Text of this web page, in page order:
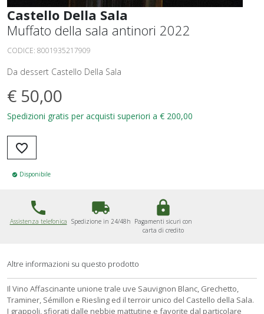
Castello Della Sala
Muffato della sala antinori 2022
CODICE: 8001935217909
Da dessert Castello Della Sala
€ 50,00
Spedizioni gratis per acquisti superiori a € 200,00
favorite_border
check_circle Disponibile
phone
Assistenza telefonica
local_shipping
Spedizione in 24/48h
lock
Pagamenti sicuri con
carta di credito
Altre informazioni su questo prodotto
Il Vino Affascinante unione trale uve Sauvignon Blanc, Grechetto,
Traminer, Sémillon e Riesling ed il terroir unico del Castello della Sala.
I grappoli, sfiorati dalle nebbie mattutine e favorite dal particolare